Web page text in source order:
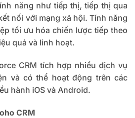
năng như tiếp thị, tiếp thị qua
nối với mạng xã hội. Tính năng
tối ưu hóa chiến lược tiếp theo
quả và linh hoạt.
CRM tích hợp nhiều dịch vụ
và có thể hoạt động trên các
hành iOS và Android.
CRM